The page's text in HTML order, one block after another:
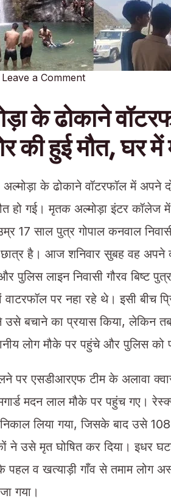
Leave a Comment
के ढोकाने
की हुई मौत, घर में
अल्मोड़ा के ढोकाने वॉटरफॉल में अपने
हो गई। मृतक अल्मोड़ा इंटर कॉलेज
17 साल पुत्र गोपाल कनवाल
है। आज शनिवार सुबह वह अपने
पुलिस लाइन निवासी गौरव बिष्ट
वाटरफॉल पर नहा रहे थे। इसी बीच
उसे बचाने का प्रयास किया, लेकिन
लोग मौके पर पहुंचे और पुलिस को
पर एसडीआरएफ टीम के अलावा
मदन लाल मौके पर पहुंच गए।
लिया गया, जिसके बाद उसे
ने उसे मृत घोषित कर दिया। इधर
पहल व खत्याड़ी गाँव से तमाम लोग
गया।